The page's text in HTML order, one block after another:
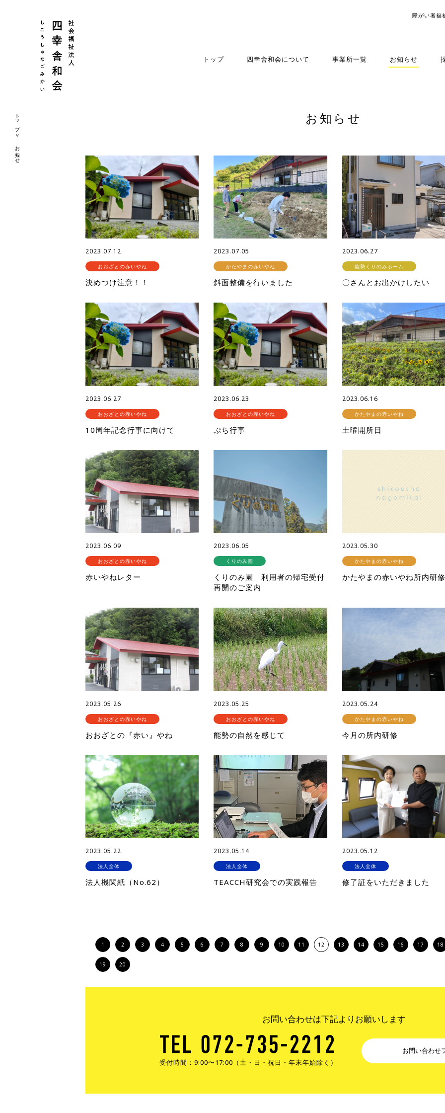
障がい者福
トップ 四幸舎和会について 事業所一覧 お知らせ
トップ
お知らせ
お知らせ
2023.07.12
おおざとの赤いやね
決めつけ注意！！
2023.07.05
かたやまの赤いやね
斜面整備を行いました
2023.06.27
能勢くりのみホーム
〇さんとお出かけしたい
2023.06.27
おおざとの赤いやね
10周年記念行事に向けて
2023.06.23
おおざとの赤いやね
ぷち行事
2023.06.16
かたやまの赤いやね
土曜開所日
2023.06.09
おおざとの赤いやね
赤いやねレター
2023.06.05
くりのみ園
くりのみ園 利用者の帰宅受付
再開のご案内
2023.05.30
かたやまの赤いやね
かたやまの赤いやね所内研修
2023.05.26
おおざとの赤いやね
おおざとの『赤い』やね
2023.05.25
おおざとの赤いやね
能勢の自然を感じて
2023.05.24
かたやまの赤いやね
今月の所内研修
2023.05.22
法人全体
法人機関紙（No.62）
2023.05.14
法人全体
TEACCH研究会での実践報告
2023.05.12
法人全体
修了証をいただきました
1 2 3 4 5 6 7 8 9 10 11 12 13 14 15 16 17 18
19 20
お問い合わせは下記よりお願いします
受付時間：9:00〜17:00（土・日・祝日・年末年始除く）
お問い合わせ